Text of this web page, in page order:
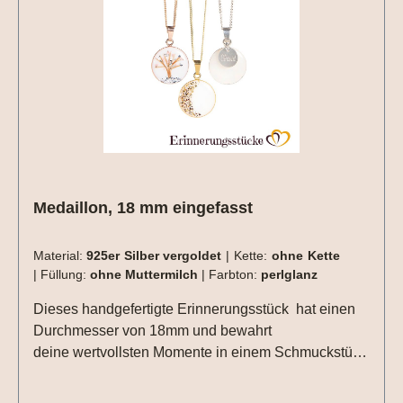
alle Designs mit jeder Haarsträhne umsetzbar , da
kommt es immer auf die Beschaffenheit der
Haarsträhne/n an. Dies können wir aber erst
beurteilen wenn wir die Materialien bei uns haben. 2
kleine Herzen nebeneinander aus Haarsträhnen
sind z.Bsp. nicht umsetzbar.
Medaillon, 18 mm eingefasst
Material: 925er Silber vergoldet | Kette: ohne Kette
| Füllung: ohne Muttermilch | Farbton: perlglanz
Dieses handgefertigte Erinnerungsstück hat einen
Durchmesser von 18mm und bewahrt
deine wertvollsten Momente in einem Schmuckstück